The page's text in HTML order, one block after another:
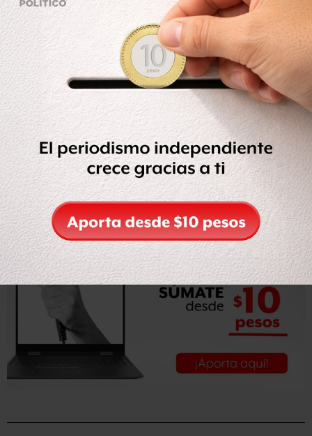
“Los compañeros están acorralados; ya están (los
paramilitares) adentro y afuera de la comunidad” , agregó
Albino Ortiz.
Así mismo, afirmó que nadie se ha acercado al cuerpo,
incluyendo la familia, debido al riesgo de ser atacados por
los paramilitares, por tanto, ni la policía ni el Ministerio
Público acudieron al pueblo para hacer las diligencias
correspondientes.
Redacción Animal Político